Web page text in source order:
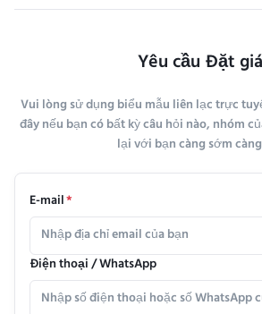
Yêu cầu Đặt giá
Vui lòng sử dụng biểu mẫu liên lạc trực
đây nếu bạn có bất kỳ câu hỏi nào, nhóm
lại với bạn càng sớm
E-mail*
Điện thoại / WhatsApp